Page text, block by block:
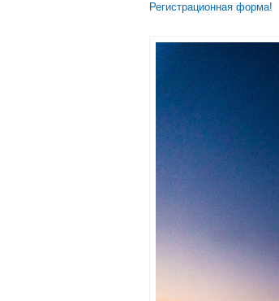
Регистрационная форма!